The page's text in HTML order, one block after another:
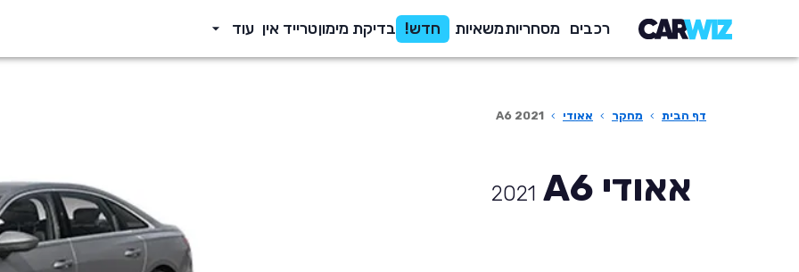
רכבים מסחריותמשאיות חדש! בדיקת מימוןטרייד אין עוד
דף הבית › מחקר › אאודי ›
A6 2021
אאודי A6 2021